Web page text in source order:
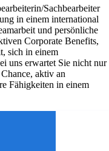
Sachbearbeiter
in einem international
und persönliche
Corporate Benefits,
sich in einem
uns erwartet Sie nicht nur
aktiv an
Fähigkeiten in einem